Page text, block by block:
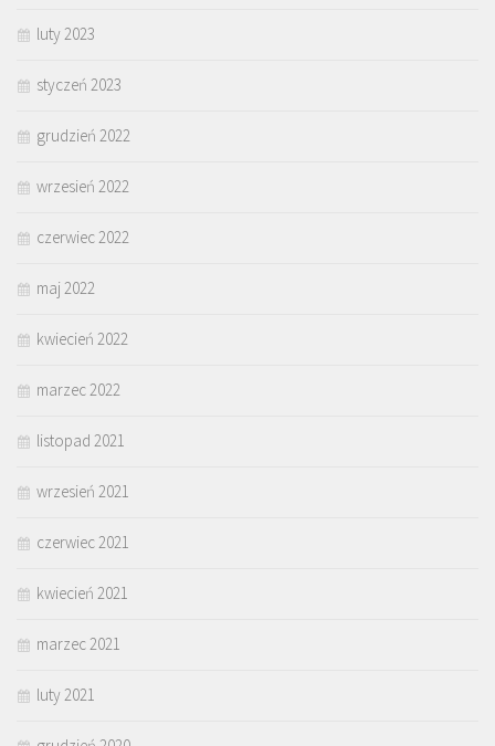
luty 2023
styczeń 2023
grudzień 2022
wrzesień 2022
czerwiec 2022
maj 2022
kwiecień 2022
marzec 2022
listopad 2021
wrzesień 2021
czerwiec 2021
kwiecień 2021
marzec 2021
luty 2021